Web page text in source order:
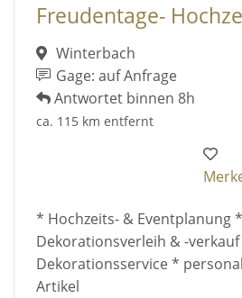
Freudentage-
Winterbach
Gage: auf Anfrage
Antwortet binnen 8h
ca. 115 km entfernt
* Hochzeits- & Eventplanung *
Dekorationsverleih & -
Dekorationsservice *
Artikel